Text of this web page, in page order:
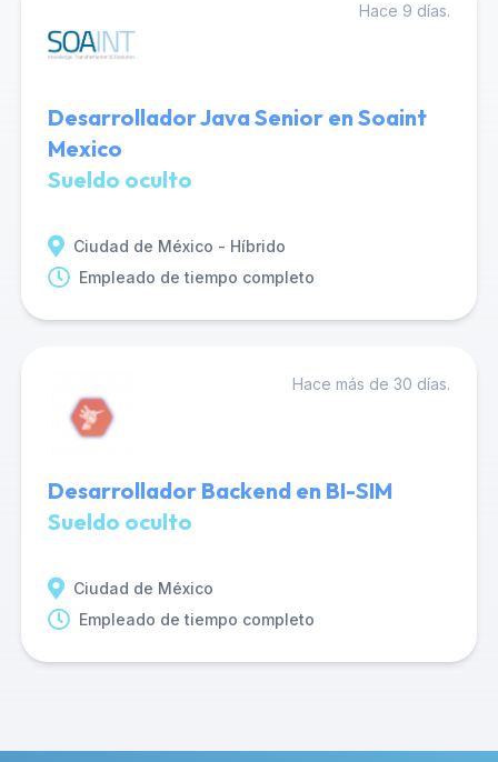
Hace 9 días.
Desarrollador Java Senior en Soaint
Mexico
Sueldo oculto
Ciudad de México - Híbrido
Empleado de tiempo completo
Hace más de 30 días.
Desarrollador Backend en BI-SIM
Sueldo oculto
Ciudad de México
Empleado de tiempo completo